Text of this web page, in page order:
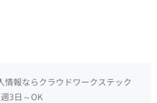
情報ならクラウドワークステック
週3日～OK